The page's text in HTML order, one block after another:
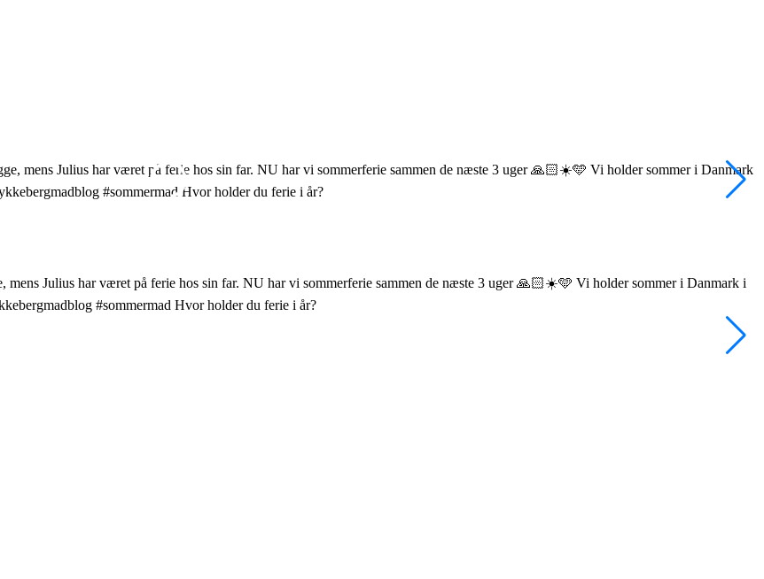
Julius har været på ferie hos sin far. NU har vi sommerferie sammen de næste 3 uger 🙏🏻☀️🩵 Vi holder sommer i Danmark i
#sommermad Hvor holder du ferie i år?